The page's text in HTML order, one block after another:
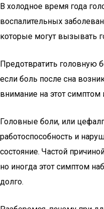
В холодное время года
воспалительных
которые могут вызывать
Предотвратить головную
если боль после сна
внимание на этот симптом
Головные боли, или
работоспособность и
состояние. Частой
но иногда этот симптом
долго.